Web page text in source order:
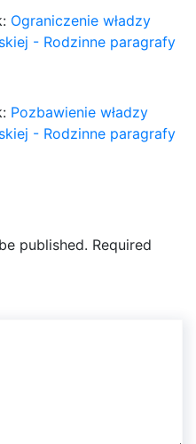
Ograniczenie władzy
- Rodzinne paragrafy
Pozbawienie władzy
- Rodzinne paragrafy
published. Required